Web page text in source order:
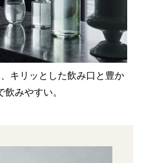
キリッとした飲み口と豊か
飲みやすい。